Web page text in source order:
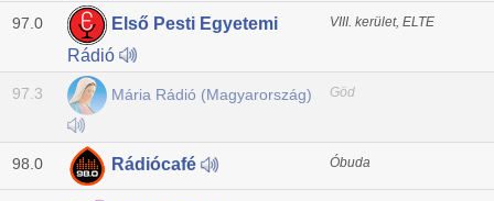
97.0
Első Pesti Egyetemi
Rádió
VIII. kerület, ELTE
97.3 Mária Rádió (Magyarország) Göd
98.0 Rádiócafé Óbuda